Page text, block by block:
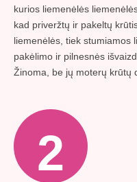
kurios liemenėlės
kad priveržtų ir pakeltų
liemenėlės, tiek stumiamos
pakėlimo ir pilnesnės
Žinoma, be jų moterų krūtų
2